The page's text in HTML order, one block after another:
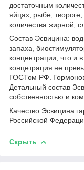
достаточным
яйцах, рыбе,
количества жирной,
Состав Эсвицина:
запаха,
концентрации, что и
концетрация не
ГОСТом РФ. Гормонов
Детальный состав
собственностью и
Качество Эсвицина
Российской
Скрыть